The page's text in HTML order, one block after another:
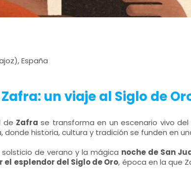
España
un viaje al Siglo de
de Zafra se transforma en un escenario vivo
donde historia, cultura y tradición se funden en
de verano y la mágica noche de San
esplendor del Siglo de Oro, época en la que